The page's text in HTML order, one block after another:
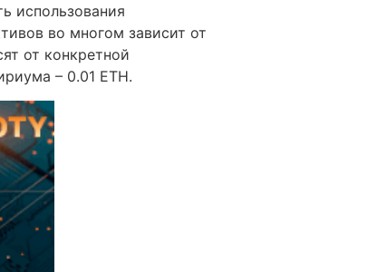
использования
во многом зависит от
от конкретной
– 0.01 ETH.